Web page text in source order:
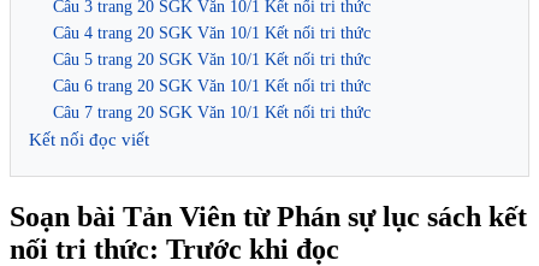
Câu 3 trang 20 SGK Văn 10/1 Kết nối tri thức
Câu 4 trang 20 SGK Văn 10/1 Kết nối tri thức
Câu 5 trang 20 SGK Văn 10/1 Kết nối tri thức
Câu 6 trang 20 SGK Văn 10/1 Kết nối tri thức
Câu 7 trang 20 SGK Văn 10/1 Kết nối tri thức
Kết nối đọc viết
Soạn bài Tản Viên từ Phán sự lục sách kết
nối tri thức: Trước khi đọc